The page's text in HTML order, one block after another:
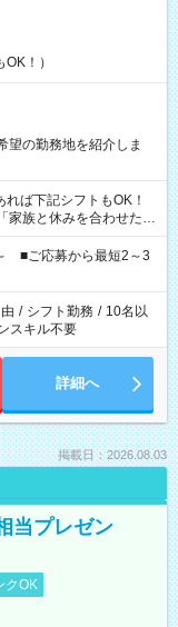
！）
の勤務地を紹介しま
」 「できれば残業はし
ワーク希望
間と、もう1つのお仕事
合は応募できません。
■ご応募から最短2～3
/ シフト勤務 / 10名以
スキル不要
詳細へ
掲載日：2026.08.03
当プレゼン
クOK